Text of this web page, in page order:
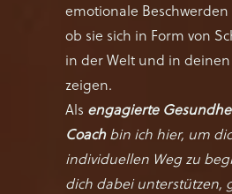
emotionale
ob sie sich in Form von
in der Welt und in
zeigen.
Als engagierte
Coach bin ich hier, um
individuellen Weg zu
dich dabei unterstützen,